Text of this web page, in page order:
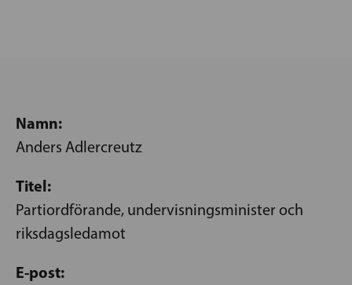
Namn:
Anders Adlercreutz
Titel:
Partiordförande, undervisningsminister och
riksdagsledamot
E-post: